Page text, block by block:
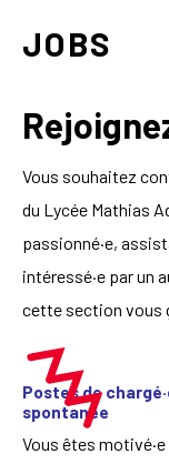
JOBS
Vous souhaitez
du Lycée Mathias
passionné·e,
intéressé·e par un
cette section vous
Postes de
spontanée
Vous êtes